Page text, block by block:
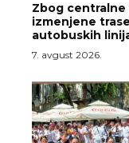
Zbog centralne
izmenjene
autobuskih
7. avgust 2026.